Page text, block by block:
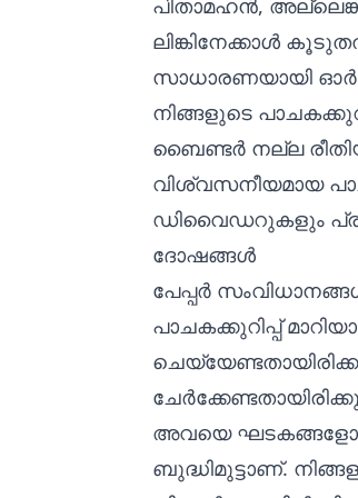
പിതാമഹൻ,
ലിങ്കിനേക്കാൾ
സാധാരണയായി
നിങ്ങളുടെ
ബൈണ്ടർ നല്ല
വിശ്വസനീയമായ
ഡിവൈഡറുകളും
ദോഷങ്ങൾ
പേപ്പർ
പാചകക്കുറിപ്പ്
അവയെ ഘടകങ്ങളോ
ബുദ്ധിമുട്ടാണ്.